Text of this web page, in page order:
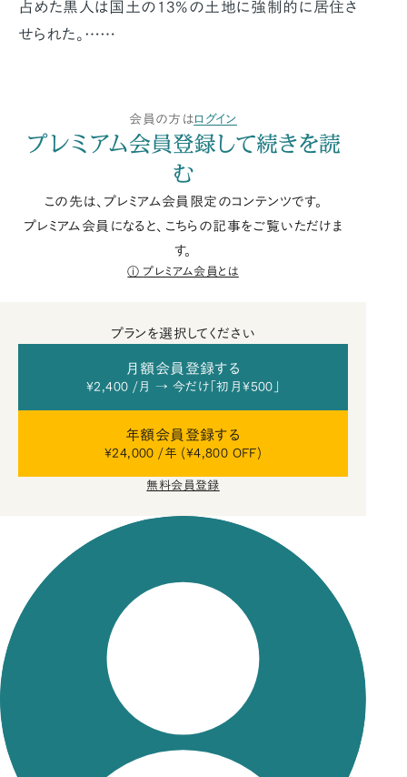
占めた黒人は国土の13%の土地に強制的に居住さ
せられた。……
会員の方はログイン
プレミアム会員登録して続きを読
む
この先は、プレミアム会員限定のコンテンツです。
プレミアム会員になると、こちらの記事をご覧いただけま
す。
プレミアム会員とは
プランを選択してください
月額会員登録する
¥2,400 /月 → 今だけ「初月¥500」
年額会員登録する
¥24,000 /年 (¥4,800 OFF)
無料会員登録